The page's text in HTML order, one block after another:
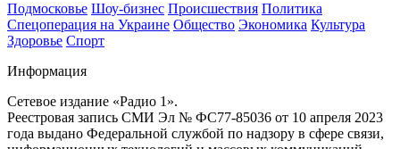
Подмосковье Шоу-бизнес Происшествия Политика
Спецоперация на Украине Общество Экономика Культура
Здоровье Спорт
Информация
Сетевое издание «Радио 1».
Реестровая запись СМИ Эл № ФС77-85036 от 10 апреля 2023
года выдано Федеральной службой по надзору в сфере связи,